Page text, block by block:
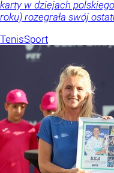
karty w dziejach
roku) rozegrała swój
TenisSport